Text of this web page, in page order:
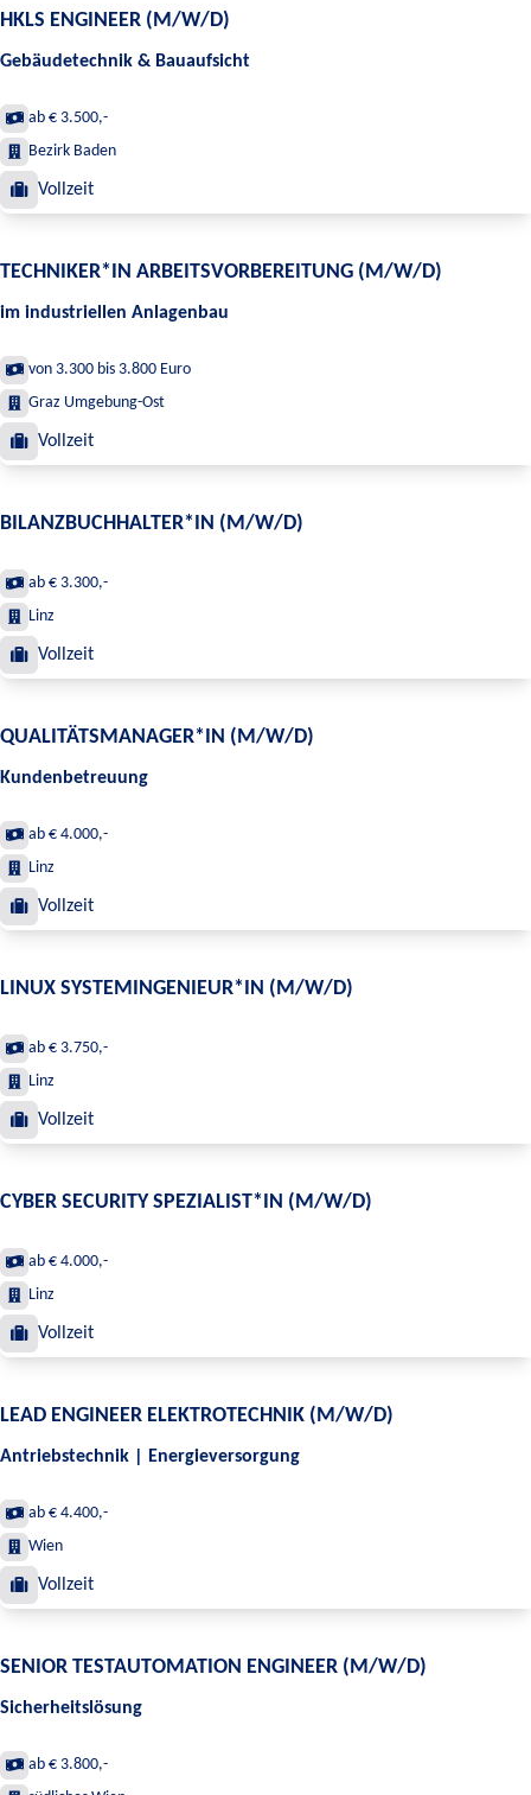
HKLS ENGINEER (M/W/D)
Gebäudetechnik & Bauaufsicht
ab € 3.500,-
Bezirk Baden
Vollzeit
TECHNIKER*IN ARBEITSVORBEREITUNG (M/W/D)
im industriellen Anlagenbau
von 3.300 bis 3.800 Euro
Graz Umgebung-Ost
Vollzeit
BILANZBUCHHALTER*IN (M/W/D)
ab € 3.300,-
Linz
Vollzeit
QUALITÄTSMANAGER*IN (M/W/D)
Kundenbetreuung
ab € 4.000,-
Linz
Vollzeit
LINUX SYSTEMINGENIEUR*IN (M/W/D)
ab € 3.750,-
Linz
Vollzeit
CYBER SECURITY SPEZIALIST*IN (M/W/D)
ab € 4.000,-
Linz
Vollzeit
LEAD ENGINEER ELEKTROTECHNIK (M/W/D)
Antriebstechnik | Energieversorgung
ab € 4.400,-
Wien
Vollzeit
SENIOR TESTAUTOMATION ENGINEER (M/W/D)
Sicherheitslösung
ab € 3.800,-